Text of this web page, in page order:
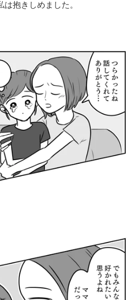
抱きしめました。